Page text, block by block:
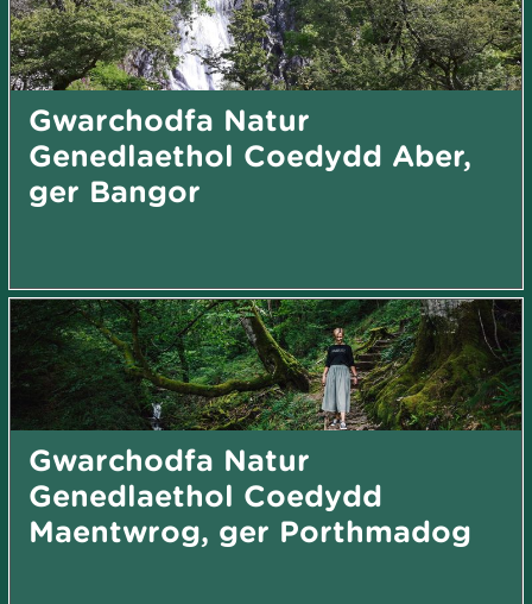
Gwarchodfa Natur
Genedlaethol Coedydd Aber,
ger Bangor
Gwarchodfa Natur
Genedlaethol Coedydd
Maentwrog, ger Porthmadog